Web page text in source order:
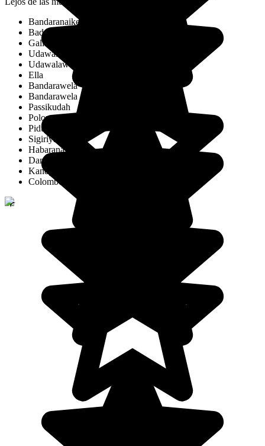
Bandaranaike International Airport
Baddegama
Galle
Udawalawa
Udawalawe National Park
Ella
Bandarawela
Bandarawela
Passikudah
Polonnaruwa
Piduragala
Sigiriya
Habarana
Dambulla
Kandy
Colombo